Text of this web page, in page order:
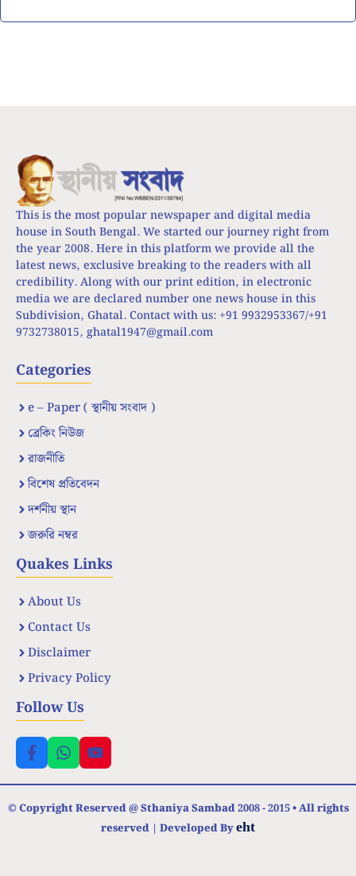
This is the most popular newspaper and digital media
house in South Bengal. We started our journey right from
the year 2008. Here in this platform we provide all the
latest news, exclusive breaking to the readers with all
credibility. Along with our print edition, in electronic
media we are declared number one news house in this
Subdivision, Ghatal. Contact with us: +91 9932953367/+91
9732738015, ghatal1947@gmail.com
Categories
e – Paper ( স্থানীয় সংবাদ )
ব্রেকিং নিউজ
রাজনীতি
বিশেষ প্রতিবেদন
দর্শনীয় স্থান
জরুরি নম্বর
Quakes Links
About Us
Contact Us
Disclaimer
Privacy Policy
Follow Us
© Copyright Reserved @ Sthaniya Sambad 2008 - 2015 • All rights
reserved | Developed Byeht